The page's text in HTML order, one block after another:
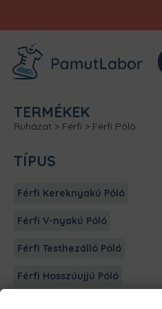
TERMÉKEK
Ruházat > Férfi > Férfi Póló
TÍPUS
Férfi Kereknyakú Póló
Férfi V-nyakú Póló
Férfi Testhezálló Póló
Férfi Hosszúujjú Póló